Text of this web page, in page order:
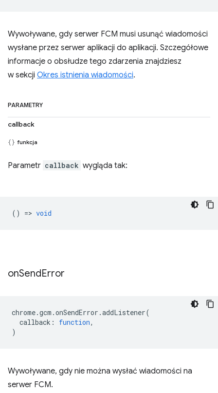
Wywoływane, gdy serwer FCM musi usunąć wiadomości
wysłane przez serwer aplikacji do aplikacji. Szczegółowe
informacje o obsłudze tego zdarzenia znajdziesz
w sekcji Okres istnienia wiadomości.
PARAMETRY
callback
funkcja
Parametr callback wygląda tak:
() => void
onSendError
chrome.gcm .onSendError .addListener(
callback : function,
)
Wywoływane, gdy nie można wysłać wiadomości na
serwer FCM.